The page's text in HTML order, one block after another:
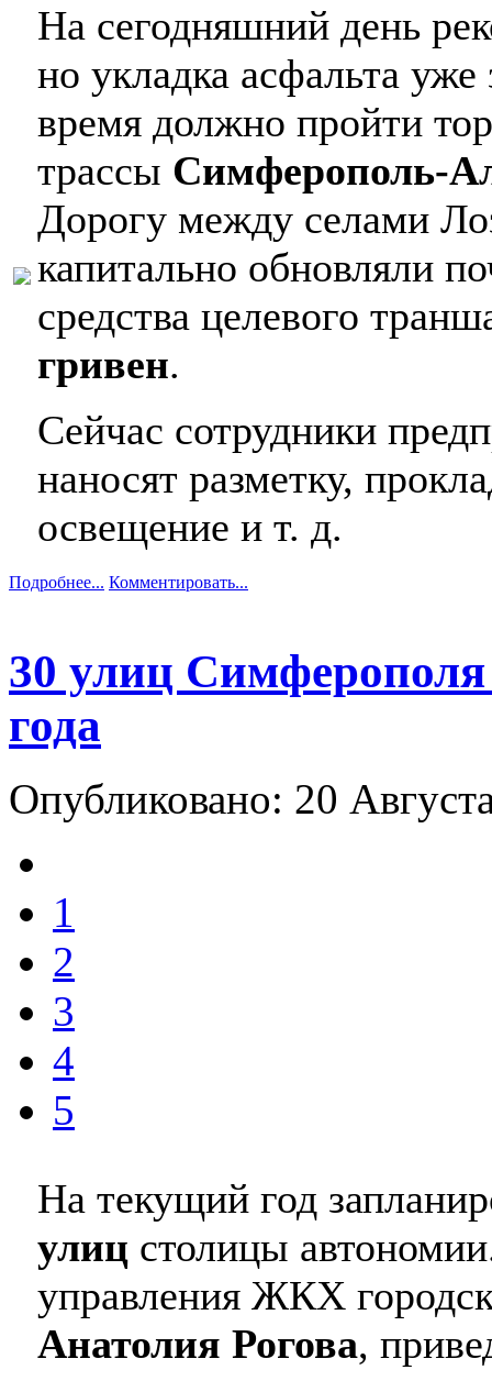
На сегодняшний день
но укладка асфальта
время должно пройти
трассы Симферополь-
Дорогу между селами
капитально обновляли
средства целевого
гривен.
Сейчас сотрудники
наносят разметку,
освещение и т. д.
Подробнее... Комментировать...
30 улиц
года
Опубликовано: 20
1
2
3
4
5
На текущий год
улиц столицы
управления ЖКХ
Анатолия Рогова,